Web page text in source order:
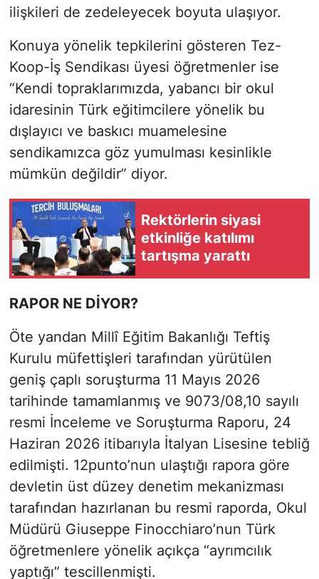
ilişkileri de zedeleyecek boyuta ulaşıyor.
Konuya yönelik tepkilerini gösteren Tez-
Koop-İş Sendikası üyesi öğretmenler ise
“Kendi topraklarımızda, yabancı bir okul
idaresinin Türk eğitimcilere yönelik bu
dışlayıcı ve baskıcı muamelesine
sendikamızca göz yumulması kesinlikle
mümkün değildir” diyor.
Rektörlerin siyasi
etkinliğe katılımı
tartışma yarattı
RAPOR NE DİYOR?
Öte yandan Millî Eğitim Bakanlığı Teftiş
Kurulu müfettişleri tarafından yürütülen
geniş çaplı soruşturma 11 Mayıs 2026
tarihinde tamamlanmış ve 9073/08,10 sayılı
resmi İnceleme ve Soruşturma Raporu, 24
Haziran 2026 itibarıyla İtalyan Lisesine tebliğ
edilmişti. 12punto’nun ulaştığı rapora göre
devletin üst düzey denetim mekanizması
tarafından hazırlanan bu resmi raporda, Okul
Müdürü Giuseppe Finocchiaro’nun Türk
öğretmenlere yönelik açıkça “ayrımcılık
yaptığı” tescillenmişti.